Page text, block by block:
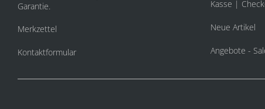
Garantie.
Merkzettel
Kontaktformular
Kasse |
Neue Artikel
Angebote -